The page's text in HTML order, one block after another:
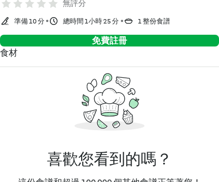
無評分
準備 10 分 總時間 1小時 25 分 1 整份食譜
免費註冊
食材
喜歡您看到的嗎？